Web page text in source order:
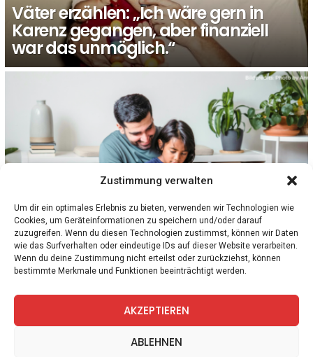
Zustimmung verwalten
Um dir ein optimales Erlebnis zu bieten, verwenden wir Technologien wie
Cookies, um Geräteinformationen zu speichern und/oder darauf
zuzugreifen. Wenn du diesen Technologien zustimmst, können wir Daten
wie das Surfverhalten oder eindeutige IDs auf dieser Website verarbeiten.
Wenn du deine Zustimmung nicht erteilst oder zurückziehst, können
bestimmte Merkmale und Funktionen beeinträchtigt werden.
AKZEPTIEREN
ABLEHNEN
Väter erzählen: „Ich wäre gern in
Karenz gegangen, aber finanziell
war das unmöglich.“
1 Kommentar
GESELLSCHAFT WISSEN
Vatertag: Nur 16 Prozent der
österreichischen Väter können in Karenz
gehen
twitter